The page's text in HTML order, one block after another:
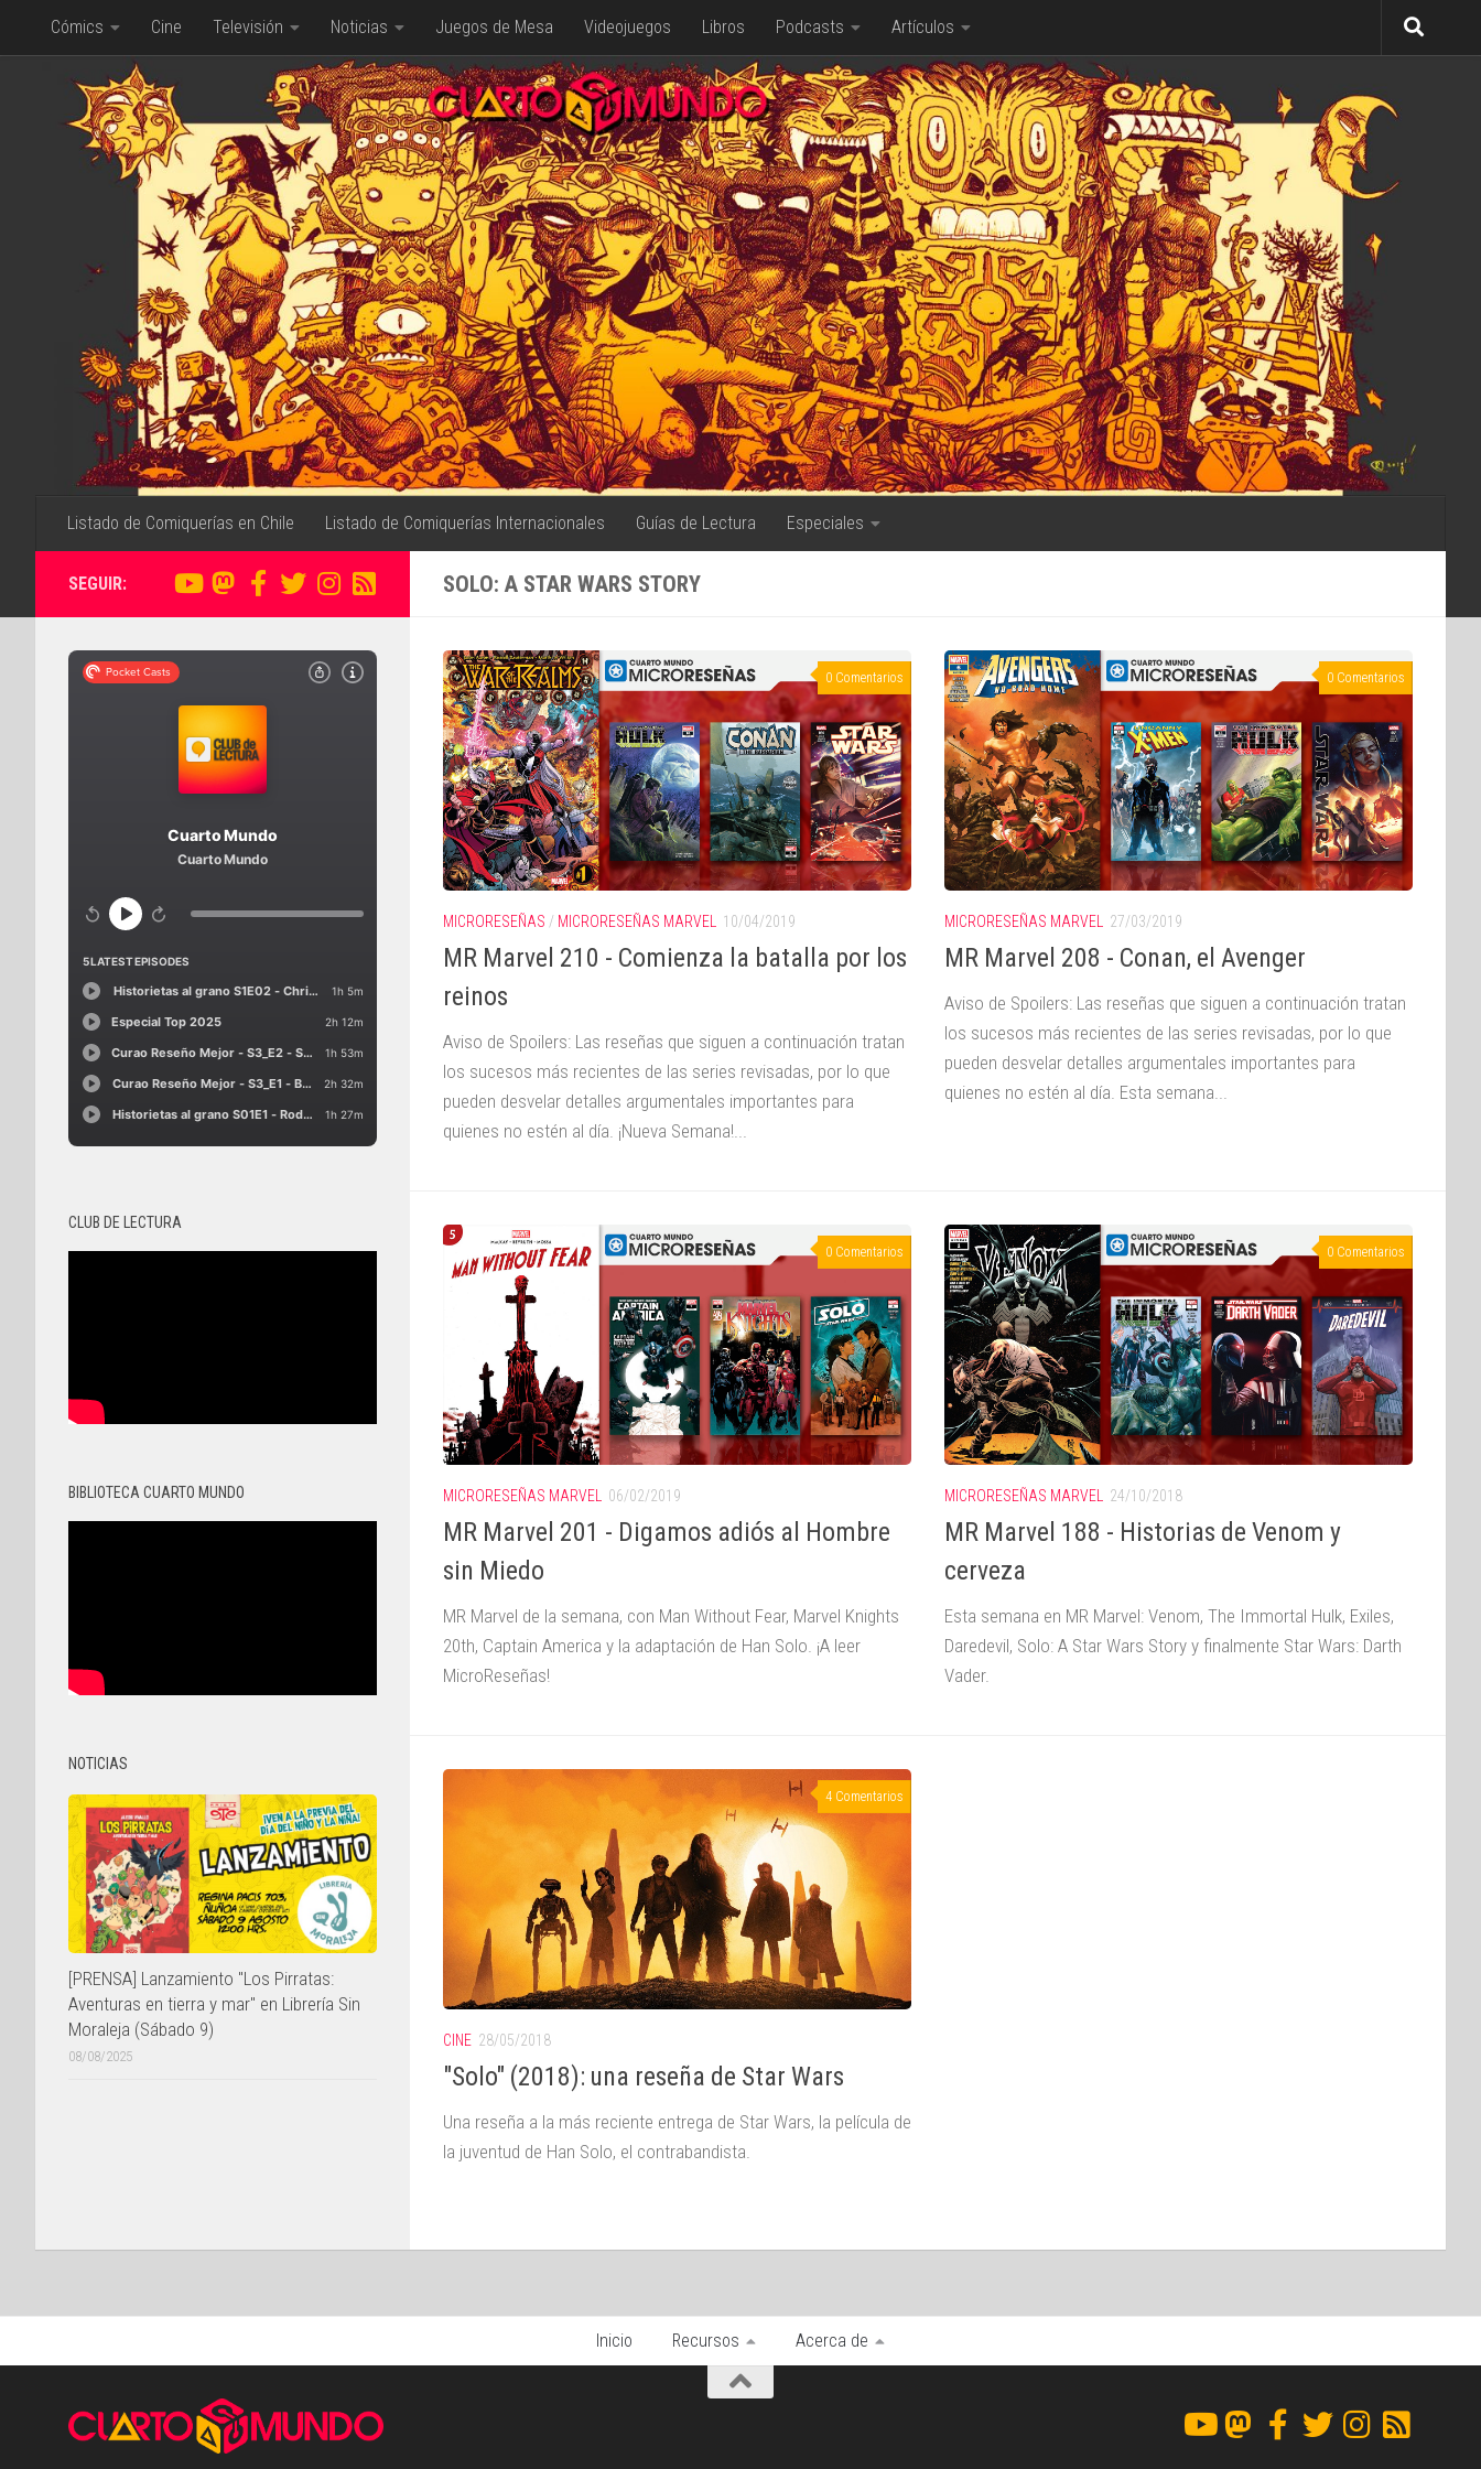
Saltar al contenido
Cómics Cine Televisión Noticias Juegos de Mesa Videojuegos Libros Podcasts Artículos
Listado de Comiquerías en Chile Listado de Comiquerías Internacionales Guías de Lectura Especiales
SOLO: A STAR WARS STORY
0 Comentarios
MICRORESEÑAS / MICRORESEÑAS MARVEL 10/04/2019
MR Marvel 210 - Comienza la batalla por los
reinos
Aviso de Spoilers: Las reseñas que siguen a continuación tratan
los sucesos más recientes de las series revisadas, por lo que
pueden desvelar detalles argumentales importantes para
quienes no estén al día. ¡Nueva Semana!...
0 Comentarios
MICRORESEÑAS MARVEL 27/03/2019
MR Marvel 208 - Conan, el Avenger
Aviso de Spoilers: Las reseñas que siguen a continuación tratan
los sucesos más recientes de las series revisadas, por lo que
pueden desvelar detalles argumentales importantes para
quienes no estén al día. Esta semana...
0 Comentarios
MICRORESEÑAS MARVEL 06/02/2019
MR Marvel 201 - Digamos adiós al Hombre
sin Miedo
MR Marvel de la semana, con Man Without Fear, Marvel Knights
20th, Captain America y la adaptación de Han Solo. ¡A leer
MicroReseñas!
0 Comentarios
MICRORESEÑAS MARVEL 24/10/2018
MR Marvel 188 - Historias de Venom y
cerveza
Esta semana en MR Marvel: Venom, The Immortal Hulk, Exiles,
Daredevil, Solo: A Star Wars Story y finalmente Star Wars: Darth
Vader.
4 Comentarios
CINE 28/05/2018
"Solo" (2018): una reseña de Star Wars
Una reseña a la más reciente entrega de Star Wars, la película de
la juventud de Han Solo, el contrabandista.
SEGUIR:
CLUB DE LECTURA
BIBLIOTECA CUARTO MUNDO
NOTICIAS
[PRENSA] Lanzamiento "Los Pirratas:
Aventuras en tierra y mar" en Librería Sin
Moraleja (Sábado 9)
08/08/2025
Inicio Recursos Acerca de